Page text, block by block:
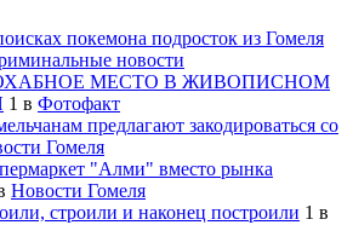
покемона подросток из Гомеля
новости
МЕСТО В ЖИВОПИСНОМ
1 в Фотофакт
предлагают закодироваться со
Гомеля
"Алми" вместо рынка
Новости Гомеля
строили и наконец построили 1 в